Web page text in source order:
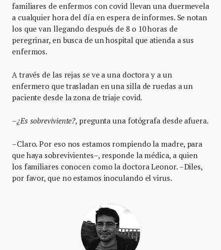
familiares de enfermos con covid llevan una duermevela
a cualquier hora del día en espera de informes. Se notan
los que van llegando después de 8 o 10 horas de
peregrinar, en busca de un hospital que atienda a sus
enfermos.
A través de las rejas se ve a una doctora y a un
enfermero que trasladan en una silla de ruedas a un
paciente desde la zona de triaje covid.
–¿Es sobreviviente?, pregunta una fotógrafa desde afuera.
–Claro. Por eso nos estamos rompiendo la madre, para
que haya sobrevivientes–, responde la médica, a quien
los familiares conocen como la doctora Leonor. –Diles,
por favor, que no estamos inoculando el virus.